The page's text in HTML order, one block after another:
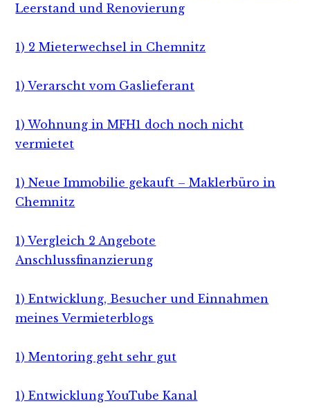
Leerstand und Renovierung
1) 2 Mieterwechsel in Chemnitz
1) Verarscht vom Gaslieferant
1) Wohnung in MFH1 doch noch nicht
vermietet
1) Neue Immobilie gekauft – Maklerbüro in
Chemnitz
1) Vergleich 2 Angebote
Anschlussfinanzierung
1) Entwicklung, Besucher und Einnahmen
meines Vermieterblogs
1) Mentoring geht sehr gut
1) Entwicklung YouTube Kanal